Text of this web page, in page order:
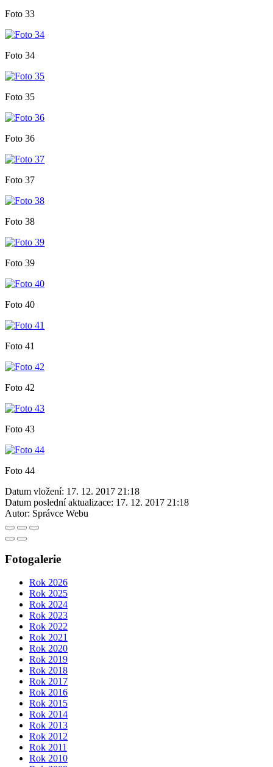
Foto 33
Foto 34
Foto 35
Foto 36
Foto 37
Foto 38
Foto 39
Foto 40
Foto 41
Foto 42
Foto 43
Foto 44
Datum vložení: 17. 12. 2017 21:18
Datum poslední aktualizace: 17. 12. 2017 21:18
Autor: Správce Webu
Fotogalerie
Rok 2026
Rok 2025
Rok 2024
Rok 2023
Rok 2022
Rok 2021
Rok 2020
Rok 2019
Rok 2018
Rok 2017
Rok 2016
Rok 2015
Rok 2014
Rok 2013
Rok 2012
Rok 2011
Rok 2010